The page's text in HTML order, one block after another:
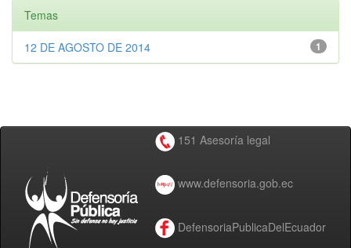
Temas
1
12 DE AGOSTO DE 2014
151 Asesoría legal
www.defensoria.gob.ec
DefensoriaPublicaDelEcuador